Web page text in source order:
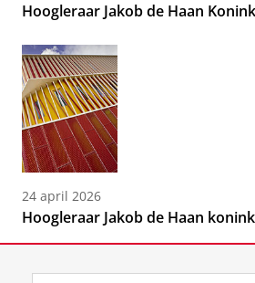
Hoogleraar Jakob de Haan
24 april 2026
Hoogleraar Jakob de Haan